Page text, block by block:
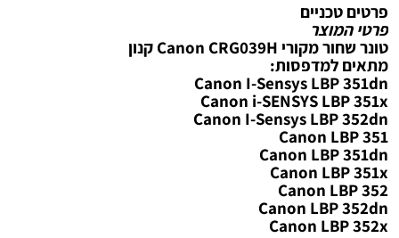
פרטים טכניים
פרטי המוצר
‏טונר ‏שחור מקורי Canon CRG039H קנון
מתאים למדפסות:
Canon I-Sensys LBP 351dn
Canon i-SENSYS LBP 351x
Canon I-Sensys LBP 352dn
Canon LBP 351
Canon LBP 351dn
Canon LBP 351x
Canon LBP 352
Canon LBP 352dn
Canon LBP 352x